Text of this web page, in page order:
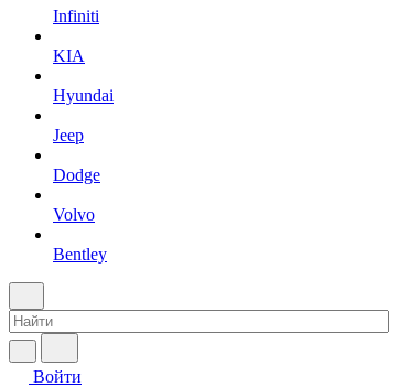
Infiniti
KIA
Hyundai
Jeep
Dodge
Volvo
Bentley
Войти